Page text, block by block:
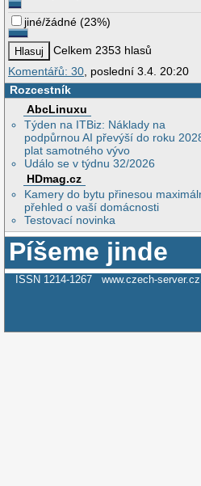
jiné/žádné (23%)
Celkem 2353 hlasů
Komentářů: 30 , poslední 3.4. 20:20
Rozcestník
AbcLinuxu
Týden na ITBiz: Náklady na
podpůrnou AI převýší do roku
plat samotného vývo
Událo se v týdnu 32/2026
HDmag.cz
Kamery do bytu přinesou
přehled o vaší domácnosti
Testovací novinka
Píšeme jinde
ISSN 1214-1267 www.czech-server.cz